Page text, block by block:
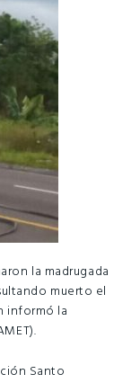
la madrugada
muerto el
informó la
Santo